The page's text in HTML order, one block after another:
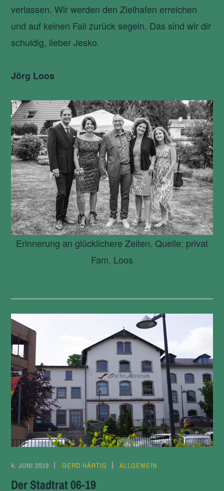
verlassen. Wir werden den Zielhafen erreichen
und auf keinen Fall zurück segeln. Das sind wir dir
schuldig, lieber Jesko.
Jörg Loos
Erinnerung an glücklichere Zeiten. Quelle: privat
Fam. Loos
4. JUNI 2019 GERD HÄRTIG ALLGEMEIN
Der Stadtrat 06-19